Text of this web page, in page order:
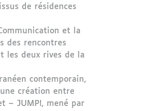
de résidences
et la
des rencontres
les deux rives de la
contemporain,
création entre
– JUMP!, mené par